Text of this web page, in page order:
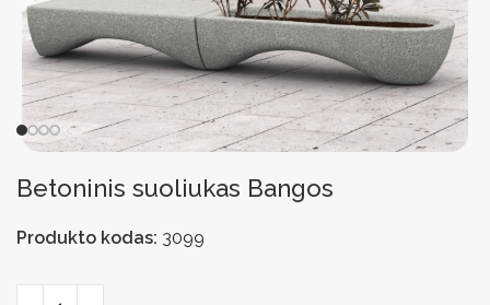
Betoninis suoliukas Bangos
Produkto kodas: 3099